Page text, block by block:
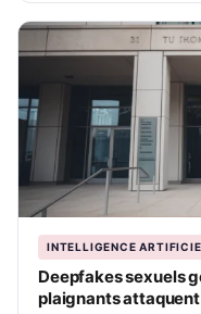
INTELLIGENCE
Deepfakes sexuels
plaignants